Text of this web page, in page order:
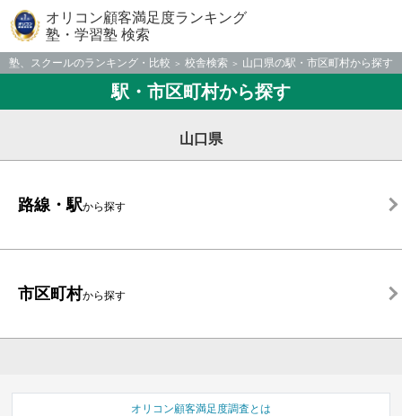
オリコン顧客満足度ランキング
塾・学習塾 検索
塾、スクールのランキング・比較 校舎検索 山口県の駅・市区町村から探す
駅・市区町村から探す
山口県
路線・駅から探す
市区町村から探す
オリコン顧客満足度調査とは